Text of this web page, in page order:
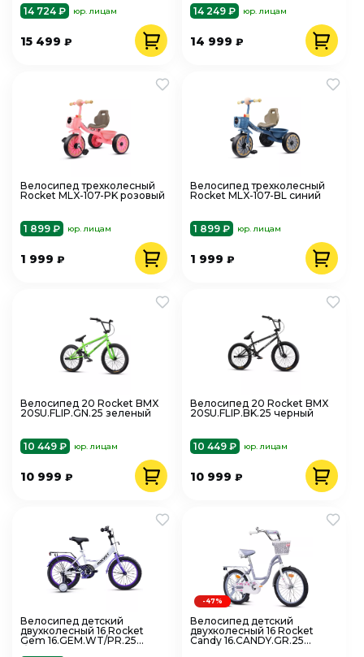
14 724 ₽
юр. лицам
15 499 ₽
14 249 ₽
юр. лицам
14 999₽
Велосипед трехколесный
Rocket MLX-107-PK розовый
1 899 ₽ юр. лицам
1 999 ₽
Велосипед трехколесный
Rocket MLX-107-BL синий
1 899 ₽ юр. лицам
1 999₽
Велосипед 20 Rocket BMX
20SU.FLIP.GN.25 зеленый
10 449 ₽ юр. лицам
10 999 ₽
Велосипед 20 Rocket BMX
20SU.FLIP.BK.25 черный
10 449 ₽ юр. лицам
10 999₽
Велосипед детский
двухколесный 16 Rocket
Gem 16.GEM.WT/PR.25
Велосипед детский
двухколесный 16 Rocket
Candy 16.CANDY.GR.25
-47%